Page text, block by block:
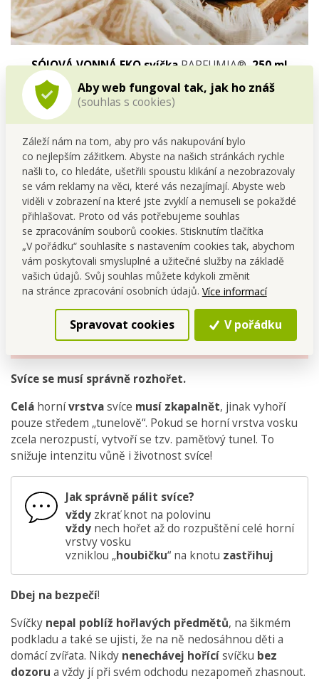
Aby web fungoval tak, jak ho znáš
(souhlas s cookies)
Záleží nám na tom, aby pro vás nakupování bylo
co nejlepším zážitkem. Abyste na našich stránkách rychle
našli to, co hledáte, ušetřili spoustu klikání a nezobrazovaly
se vám reklamy na věci, které vás nezajímají. Abyste web
viděli v zobrazení na které jste zvyklí a nemuseli se pokaždé
přihlašovat. Proto od vás potřebujeme souhlas
se zpracováním souborů cookies. Stisknutím tlačítka
„V pořádku“ souhlasíte s nastavením cookies tak, abychom
vám poskytovali smysluplné a užitečné služby na základě
vašich údajů. Svůj souhlas můžete kdykoli změnit
na stránce zpracování osobních údajů. Více informací
Spravovat cookies V pořádku
SÓJOVÁ VONNÁ EKO svíčkaPARFUMIA®,250 ml
-ekosójovývosk
-eko bavlněný
-eko obalz recyklovatelného skla s bambusovým víkem
Dobahoření až 60 HODIN
Rozměry: svíce: průměr: 8 cm, výška: 10 cm, balení
(kartonový obal): š 8,5 x h 8,5 x v 10,5 cm
Protože se jedná o ruční
výrobu, je počet vyrobených
kusů omezen.
Svíce se musí správně rozhořet.
Celá hornívrstvasvíce musí zkapalnět, jinak vyhoří
pouze středem „tunelově“. Pokud se horní vrstva vosku
zcela nerozpustí, vytvoří se tzv. paměťový tunel. To
snižuje intenzitu vůně i životnost svíce!
Jak správně pálit svíce?
vždyzkrať knot na polovinu
vždynech hořet až do rozpuštění celé horní
vrstvy vosku
vzniklou „houbičku“ na knotu zastřihuj
Dbej na bezpečí!
Svíčky nepal poblíž hořlavých předmětů, na šikmém
podkladu a také se ujisti, že na ně nedosáhnou děti a
domácí zvířata. Nikdy nenechávej hořícísvíčku bez
dozoru a vždy jí při svém odchodu nezapomeň zhasnout.